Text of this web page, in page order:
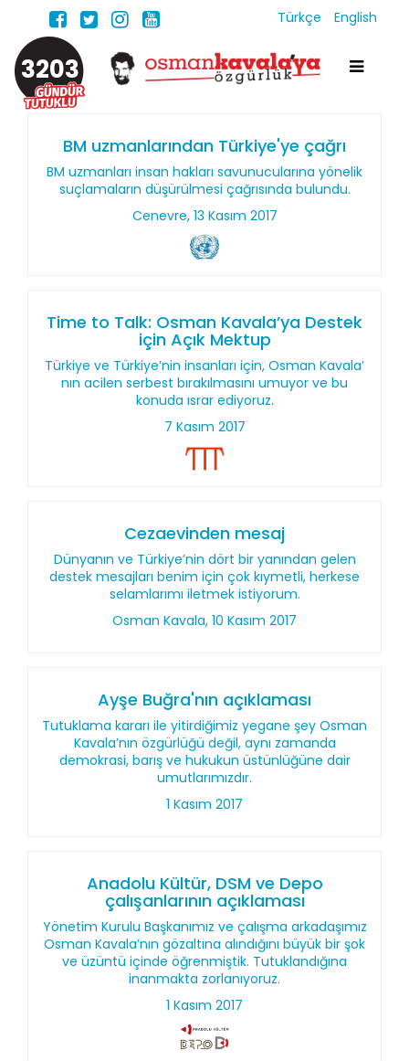
Türkçe English
3203
BM uzmanlarından Türkiye'ye çağrı
BM uzmanları insan hakları savunucularına yönelik
suçlamaların düşürülmesi çağrısında bulundu.
Cenevre, 13 Kasım 2017
Time to Talk: Osman Kavala’ya Destek
için Açık Mektup
Türkiye ve Türkiye’nin insanları için, Osman Kavala’
nın acilen serbest bırakılmasını umuyor ve bu
konuda ısrar ediyoruz.
7 Kasım 2017
Cezaevinden mesaj
Dünyanın ve Türkiye’nin dört bir yanından gelen
destek mesajları benim için çok kıymetli, herkese
selamlarımı iletmek istiyorum.
Osman Kavala, 10 Kasım 2017
Ayşe Buğra'nın açıklaması
Tutuklama kararı ile yitirdiğimiz yegane şey Osman
Kavala’nın özgürlüğü değil, aynı zamanda
demokrasi, barış ve hukukun üstünlüğüne dair
umutlarımızdır.
1 Kasım 2017
Anadolu Kültür, DSM ve Depo
çalışanlarının açıklaması
Yönetim Kurulu Başkanımız ve çalışma arkadaşımız
Osman Kavala’nın gözaltına alındığını büyük bir şok
ve üzüntü içinde öğrenmiştik. Tutuklandığına
inanmakta zorlanıyoruz.
1 Kasım 2017